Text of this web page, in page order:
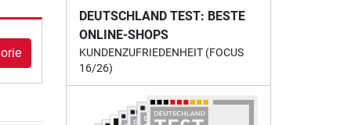
DEUTSCHLAND TEST: BESTE
ONLINE-SHOPS
KUNDENZUFRIEDENHEIT (FOCUS
16/26)